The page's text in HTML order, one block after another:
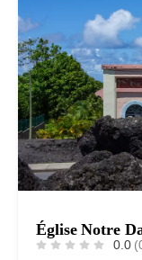
Église Notre
0.0